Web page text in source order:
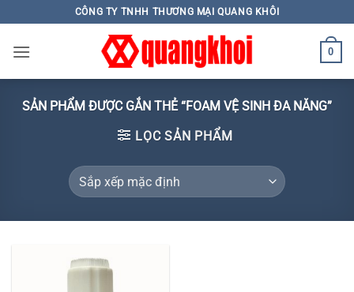
to
content
CÔNG TY TNHH THƯƠNG MẠI QUANG KHÔI
0
SẢN PHẨM ĐƯỢC GẮN THẺ “FOAM VỆ SINH ĐA NĂNG”
LỌC SẢN PHẨM